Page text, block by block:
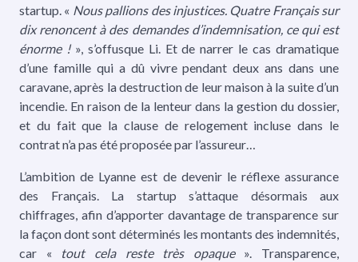
startup. « Nous pallions des injustices. Quatre Français sur
dix renoncent à des demandes d’indemnisation, ce qui est
énorme !», s’offusque Li. Et de narrer le cas dramatique
d’une famille qui a dû vivre pendant deux ans dans une
caravane, après la destruction de leur maison à la suite d’un
incendie. En raison de la lenteur dans la gestion du dossier,
et du fait que la clause de relogement incluse dans le
contrat n’a pas été proposée par l’assureur…
L’ambition de Lyanne est de devenir le réflexe assurance
des Français. La startup s’attaque désormais aux
chiffrages, afin d’apporter davantage de transparence sur
la façon dont sont déterminés les montants des indemnités,
car « tout cela reste très opaque». Transparence,